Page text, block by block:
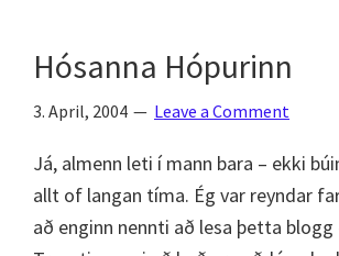
Hósanna Hópurinn
3. April, 2004 Leave a Comment
Já, almenn leti í mann bara – ekki
allt of langan tíma. Ég var reyndar
að enginn nennti að lesa þetta blogg